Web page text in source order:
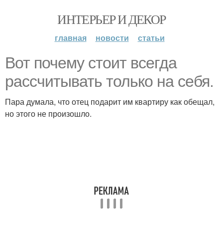
ИНТЕРЬЕР И ДЕКОР
главная новости статьи
Вот почему стоит всегда
рассчитывать только на себя.
Пара думала, что отец подарит им квартиру как обещал,
но этого не произошло.